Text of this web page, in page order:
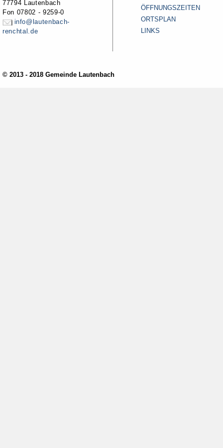
77794 Lautenbach
Fon 07802 - 9259-0
info@lautenbach-
renchtal.de
ÖFFNUNGSZEITEN
ORTSPLAN
LINKS
© 2013 - 2018 Gemeinde Lautenbach